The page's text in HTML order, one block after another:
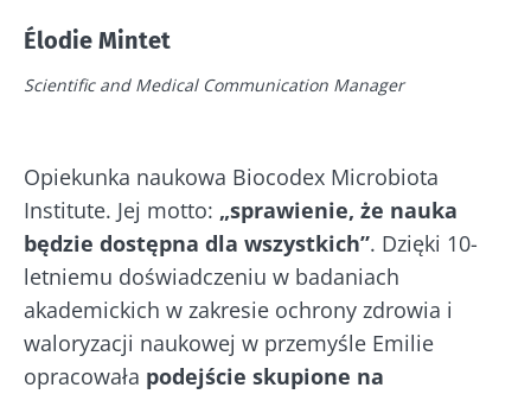
Élodie Mintet
Scientific and Medical Communication Manager
Opiekunka naukowa Biocodex Microbiota
Institute. Jej motto: „sprawienie, że nauka
będzie dostępna dla wszystkich”. Dzięki 10-
letniemu doświadczeniu w badaniach
akademickich w zakresie ochrony zdrowia i
waloryzacji naukowej w przemyśle Emilie
opracowała podejście skupione na
kwaskowaty i
kefir zyskuje na
popularności
wśród mi...
Dowiedz się
więcej
Jogurt, serek
wspólną cechę:
są dobre dla
mikrobioty. Od
prawie stu ...
Dowiedz się
więcej